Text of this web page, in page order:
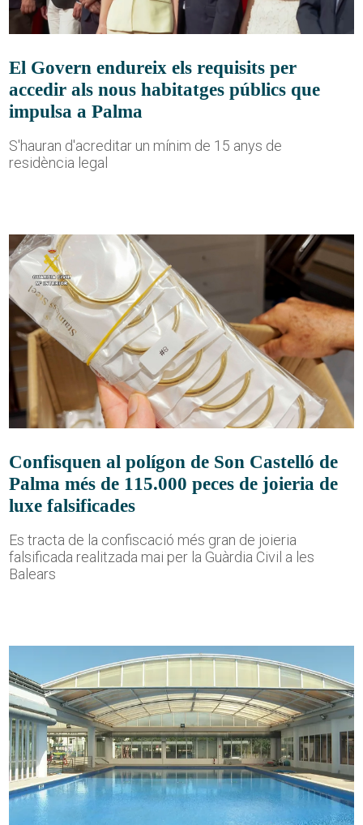
El Govern endureix els requisits per
accedir als nous habitatges públics que
impulsa a Palma
S'hauran d'acreditar un mínim de 15 anys de
residència legal
Confisquen al polígon de Son Castelló de
Palma més de 115.000 peces de joieria de
luxe falsificades
Es tracta de la confiscació més gran de joieria
falsificada realitzada mai per la Guàrdia Civil a les
Balears